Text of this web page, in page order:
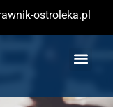
ostroleka.pl